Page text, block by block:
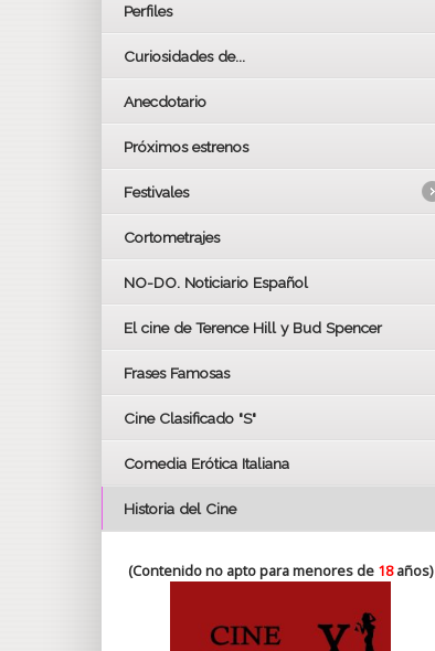
Perfiles
Curiosidades de...
Anecdotario
Próximos estrenos
Festivales
LOS OSCARS
BAFTA
Cortometrajes
NO-DO. Noticiario Español
El cine de Terence Hill y Bud Spencer
Frases Famosas
Cine Clasificado "S"
Comedia Erótica Italiana
Historia del Cine
(Contenido no apto para menores de 18años)